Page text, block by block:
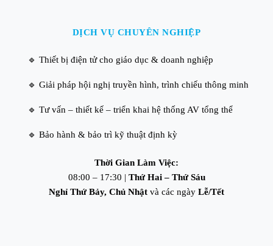
DỊCH VỤ CHUYÊN NGHIỆP
🔹 Thiết bị điện tử cho giáo dục & doanh nghiệp
🔹 Giải pháp hội nghị truyền hình, trình chiếu thông minh
🔹 Tư vấn – thiết kế – triển khai hệ thống AV tổng thể
🔹 Bảo hành & bảo trì kỹ thuật định kỳ
Thời Gian Làm Việc:
08:00 – 17:30 | Thứ Hai – Thứ Sáu
Nghỉ Thứ Bảy, Chủ Nhật và các ngày Lễ/Tết